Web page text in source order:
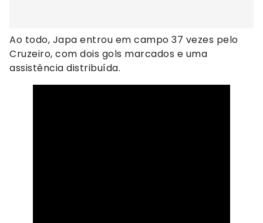
Ao todo, Japa entrou em campo 37 vezes pelo
Cruzeiro, com dois gols marcados e uma
assistência distribuída.